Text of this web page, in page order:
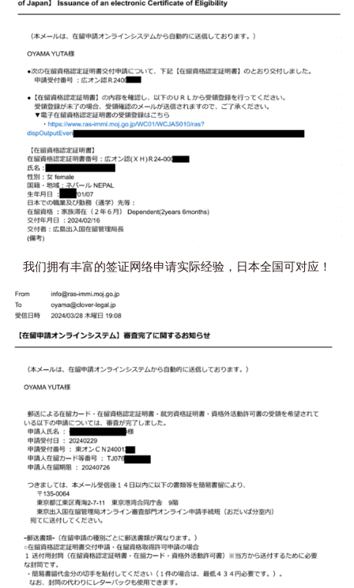
我们拥有丰富的签证网络申请实际经验，日本全国可对应！